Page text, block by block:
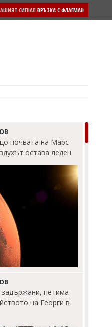
СИГНАЛ ВРЪЗКА С ФЛАГМАН
почвата на Марс
остава леден
петима
на Георги в